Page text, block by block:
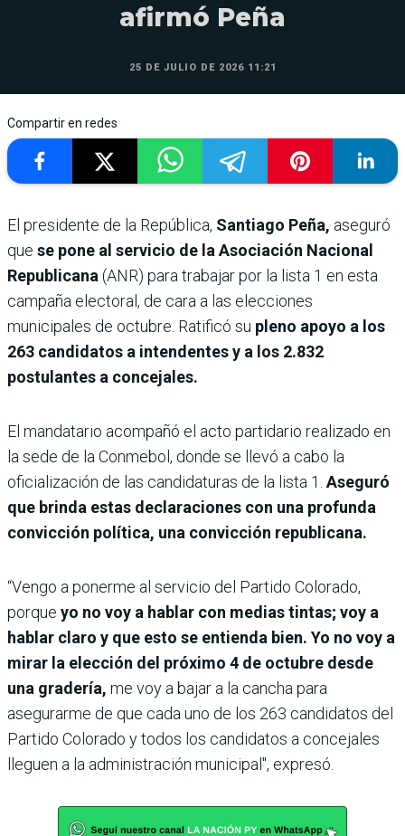
afirmó Peña
25 DE JULIO DE 2026 11:21
Compartir en redes
El presidente de la República, Santiago Peña, aseguró
que se pone al servicio de la Asociación Nacional
Republicana (ANR) para trabajar por la lista 1 en esta
campaña electoral, de cara a las elecciones
municipales de octubre. Ratificó su pleno apoyo a los
263 candidatos a intendentes y a los 2.832
postulantes a concejales.
El mandatario acompañó el acto partidario realizado en
la sede de la Conmebol, donde se llevó a cabo la
oficialización de las candidaturas de la lista 1. Aseguró
que brinda estas declaraciones con una profunda
convicción política, una convicción republicana.
“Vengo a ponerme al servicio del Partido Colorado,
porque yo no voy a hablar con medias tintas; voy a
hablar claro y que esto se entienda bien. Yo no voy a
mirar la elección del próximo 4 de octubre desde
una gradería, me voy a bajar a la cancha para
asegurarme de que cada uno de los 263 candidatos del
Partido Colorado y todos los candidatos a concejales
lleguen a la administración municipal", expresó.